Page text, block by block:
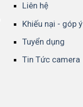
Liên hệ
Khiếu nại - góp ý
Tuyển dụng
Tin Tức camera